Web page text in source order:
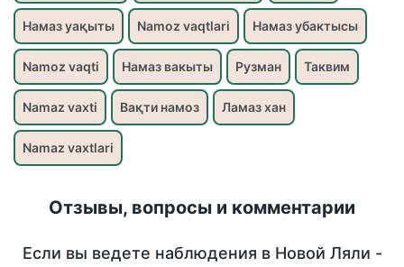
Намаз уақыты Namoz vaqtlari Намаз убактысы
Namoz vaqti Намаз вакыты Рузман Таквим
Namaz vaxti Вақти намоз Ламаз хан
Namaz vaxtlari
Отзывы, вопросы и комментарии
Если вы ведете наблюдения в Новой Ляли -